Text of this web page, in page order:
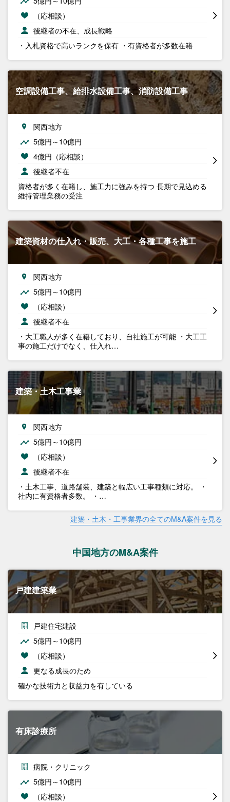
（応相談）
後継者の不在、成長戦略
・入札資格で高いランクを保有 ・有資格者が多数在籍
空調設備工事、給排水設備工事、消防設備工事
関西地方
5億円～10億円
4億円（応相談）
後継者不在
資格者が多く在籍し、施工力に強みを持つ 長期で見込める
維持管理業務の受注
建築資材の仕入れ・販売、大工・各種工事を施工
関西地方
5億円～10億円
（応相談）
後継者不在
・大工職人が多く在籍しており、自社施工が可能 ・大工工
事の施工だけでなく、仕入れ…
建築・土木工事業
関西地方
5億円～10億円
（応相談）
後継者不在
・土木工事、道路舗装、建築と幅広い工事種類に対応。 ・
社内に有資格者多数。 ・…
建築・土木・工事業界の全てのM&A案件を見る
中国地方のM&A案件
戸建建築業
戸建住宅建設
5億円～10億円
（応相談）
更なる成長のため
確かな技術力と収益力を有している
有床診療所
病院・クリニック
5億円～10億円
（応相談）